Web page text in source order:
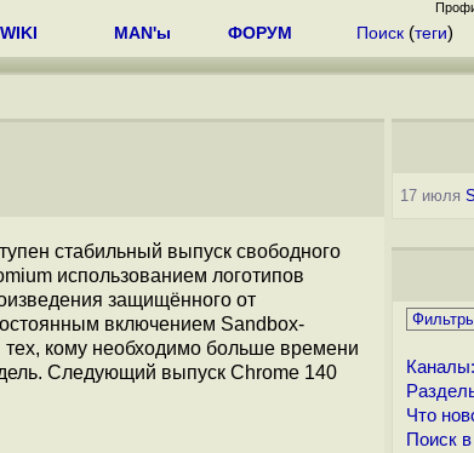
WIKI MAN'ы ФОРУМ Поиск (теги)
стабильный выпуск свободного
использованием логотипов
защищённого от
включением Sandbox-
тех, кому необходимо больше времени
Следующий выпуск Chrome 140
17 июля
Каналы:
Что
Поиск